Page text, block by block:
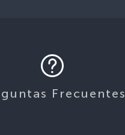
Frecuentes